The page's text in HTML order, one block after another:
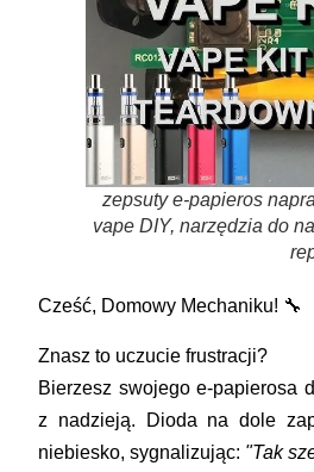
zepsuty e-papieros
vape DIY, narzędzia do
Cześć, Domowy Mechaniku! 🔧
Znasz to uczucie frustracji?
Bierzesz swojego e-papierosa
z nadzieją. Dioda na dole
niebiesko, sygnalizując: "Tak